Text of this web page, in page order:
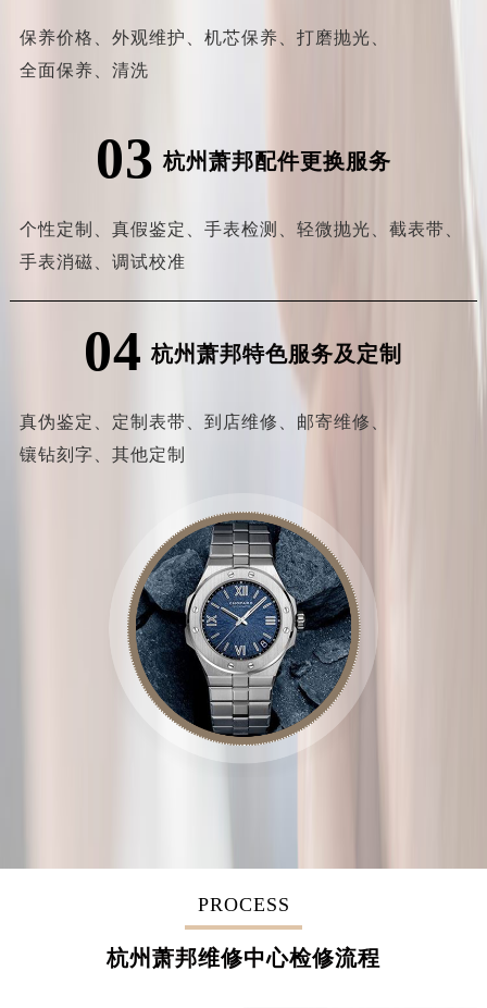
保养价格、 外观维护、 机芯保养、 打磨抛光、
全面保养、 清洗
03 杭州萧邦配件更换服务
个性定制、 真假鉴定、 手表检测、 轻微抛光、 截表带、
手表消磁、 调试校准
04 杭州萧邦特色服务及定制
真伪鉴定、 定制表带、 到店维修、 邮寄维修、
镶钻刻字、 其他定制
PROCESS
杭州萧邦维修中心检修流程